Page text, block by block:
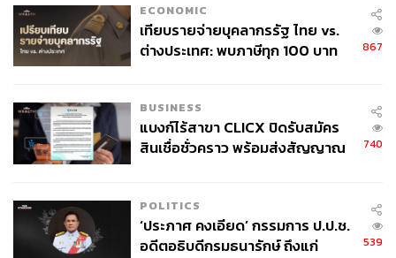
ECONOMIC
เทียบรายจ่ายบุคลากรรัฐ ไทย vs.
ต่างประเทศ: พบภาษีทุก 100 บาท
867
BUSINESS
แบงก์ไร้สาขา CLICX ปิดรับสมัคร
สินเชื่อชั่วคราว พร้อมส่งสัญญาณ
740
POLITICS
‘ประภาศ คงเอียด’ กรรมการ ป.ป.ช.
อดีตอธิบดีกรมธนารักษ์ ถึงแก่
539